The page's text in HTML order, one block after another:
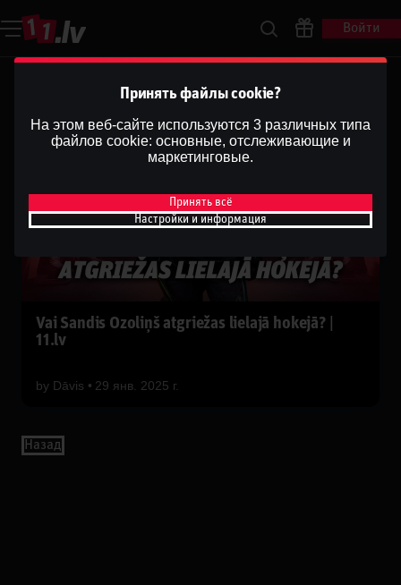
Войти
Vai Sandis Ozoliņš atgriežas lielajā hokejā? |
11.lv
by Dāvis 29 янв. 2025 г.
Назад
Принять файлы cookie?
На этом веб-сайте используются 3 различных типа
файлов cookie: основные, отслеживающие и
маркетинговые.
Принять всё
Настройки и информация